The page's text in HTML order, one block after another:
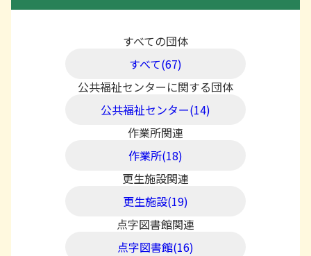
すべての団体
すべて(67)
公共福祉センターに関する団体
公共福祉センター(14)
作業所関連
作業所(18)
更生施設関連
更生施設(19)
点字図書館関連
点字図書館(16)